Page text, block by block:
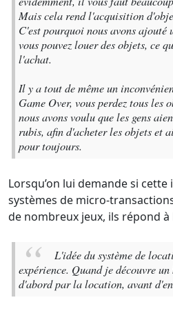
Mais cela rend l'acquisition
C'est pourquoi nous avons ajouté
vous pouvez louer des objets, ce
l'achat.
Il y a tout de même un
Game Over, vous perdez tous les
nous avons voulu que les gens
rubis, afin d'acheter les objets et
pour toujours.
Lorsqu’on lui demande si
systèmes de micro-
de nombreux jeux, ils répond à
L'idée du système de
expérience. Quand je découvre
d'abord par la location, avant